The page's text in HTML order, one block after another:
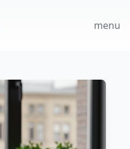
menu